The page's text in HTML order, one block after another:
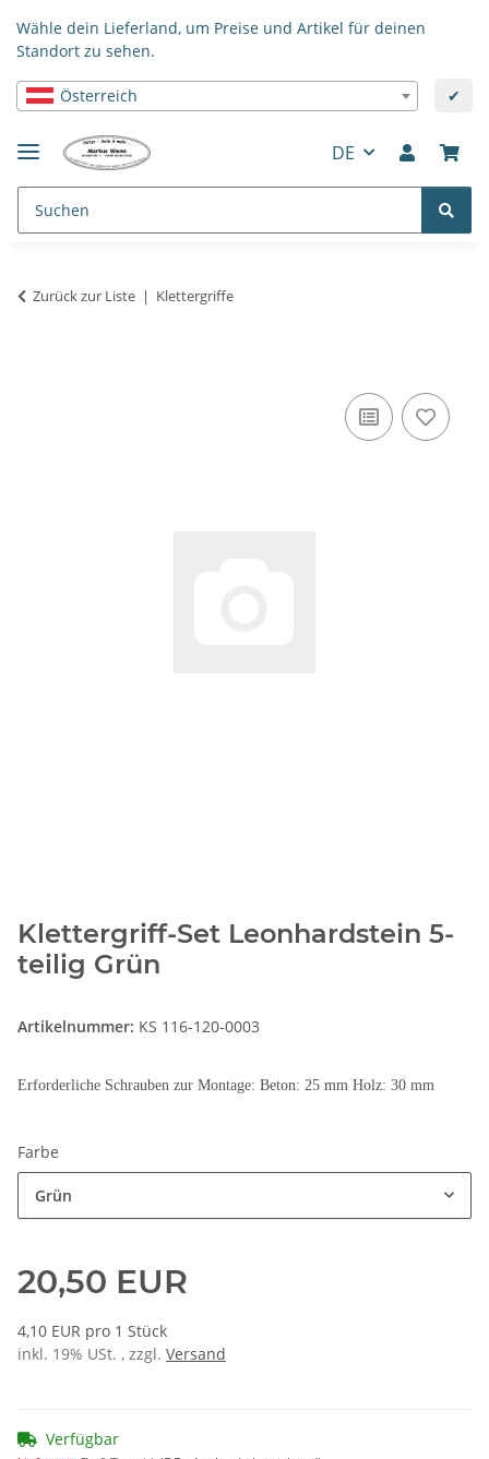
Wähle dein Lieferland, um Preise und Artikel für deinen
Standort zu sehen.
Österreich ✔
DE
Zurück zur Liste Klettergriffe
Klettergriff-Set Leonhardstein 5-
teilig Grün
Artikelnummer: KS 116-120-0003
Erforderliche Schrauben zur Montage: Beton: 25 mm Holz: 30 mm
Farbe
Grün
20,50 EUR
4,10 EUR pro 1 Stück
inkl. 19% USt. , zzgl. Versand
Verfügbar